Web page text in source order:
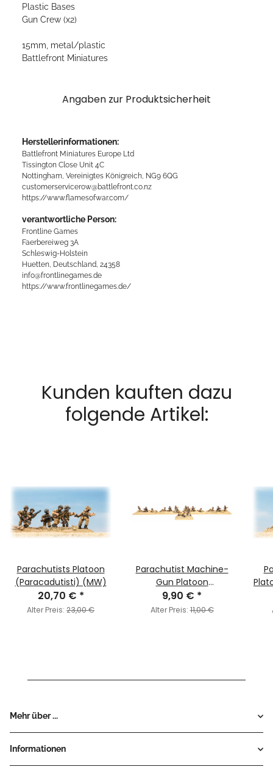
Plastic Bases
Gun Crew (x2)
15mm, metal/plastic
Battlefront Miniatures
Angaben zur Produktsicherheit
Herstellerinformationen:
Battlefront Miniatures Europe Ltd
Tissington Close Unit 4C
Nottingham, Vereinigtes Königreich, NG9 6QG
customerservicerow@battlefront.co.nz
https://www.flamesofwar.com/
verantwortliche Person:
Frontline Games
Faerbereiweg 3A
Schleswig-Holstein
Huetten, Deutschland, 24358
info@frontlinegames.de
https://www.frontlinegames.de/
Kunden kauften dazu
folgende Artikel:
Parachutists Platoon
(Paracadutisti) (MW)
20,70 € *
Alter Preis: 23,00 €
Parachutist Machine-
Gun Platoon
(Paracadutisti) (MW)
9,90 € *
Alter Preis:11,00 €
Mehr über ...
Informationen